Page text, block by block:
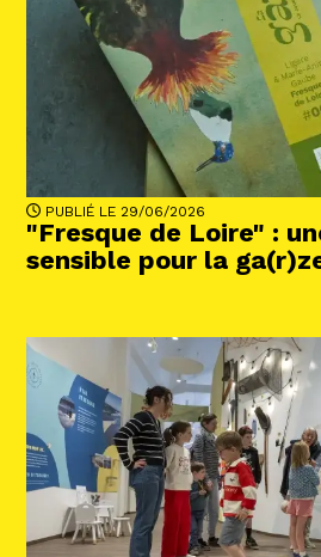
PUBLIÉ LE 29/06/2026
"Fresque de Loire" :
sensible pour la